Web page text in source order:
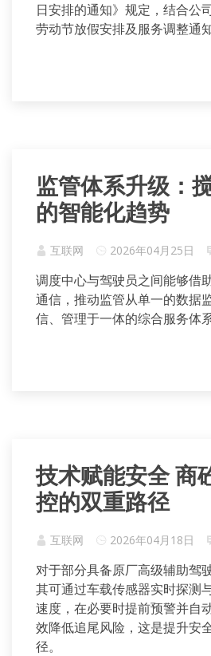
日安排的通知》规定，结合公
劳动节放假安排及服务调整通
监管体系升级：
的智能化趋势
互联网 2026年04月25日
调度中心与驾驶员之间能够借
通信，推动监管从单一的数据
信、管理于一体的综合服务体系
技术赋能安全 商
控的双重路径
互联网 2026年04月18日
对于部分具备原厂高级辅助驾
其可通过车载传感器实时探测
速度，在必要时提前预警并自
效降低追尾风险，这是提升安
径。